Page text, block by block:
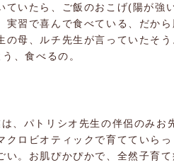
ていたら、ご飯のおこげ(陽が強
実習で喜んで食べている、だか
の母、ルチ先生が言っていたそ
、食べるの。
、パトリシオ先生の伴侶のみお
クロビオティックで育てていら
い。お肌ぴかぴかで、全然子育